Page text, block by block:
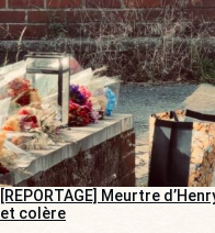
[REPORTAGE] Meurtre
et colère